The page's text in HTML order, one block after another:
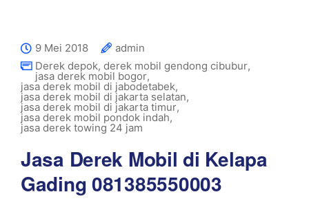
9 Mei 2018
admin
Derek depok, derek mobil gendong cibubur,
jasa derek mobil bogor,
jasa derek mobil di jabodetabek,
jasa derek mobil di jakarta selatan,
jasa derek mobil di jakarta timur,
jasa derek mobil pondok indah,
jasa derek towing 24 jam
Jasa Derek Mobil di Kelapa
Gading 081385550003